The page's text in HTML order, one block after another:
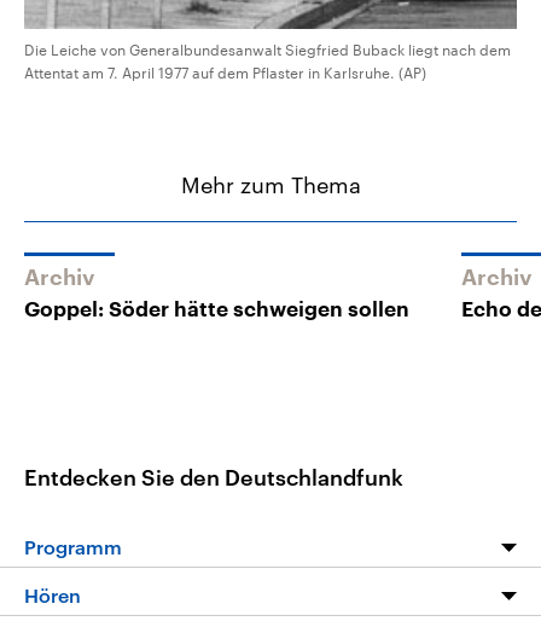
Die Leiche von Generalbundesanwalt Siegfried Buback liegt nach dem
Attentat am 7. April 1977 auf dem Pflaster in Karlsruhe. (AP)
Mehr zum Thema
Archiv
Goppel: Söder hätte schweigen sollen
Archiv
Echo
Entdecken Sie den Deutschlandfunk
Programm
Programm
Hören